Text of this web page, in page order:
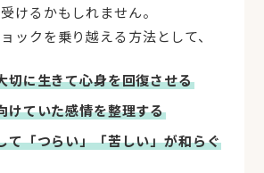
けるかもしれません。
ックを乗り越える方法として、
切に生きて心身を回復させる
けていた感情を整理する
て「つらい」「苦しい」が和らぐ